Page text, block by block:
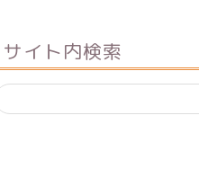
サイト内検索